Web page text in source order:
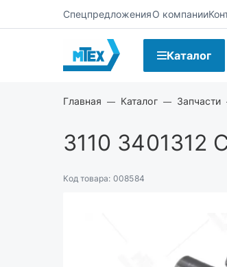
СпецпредложенияО компании
Каталог
Главная Каталог Запчасти
3110 3401312
Код товара: 008584